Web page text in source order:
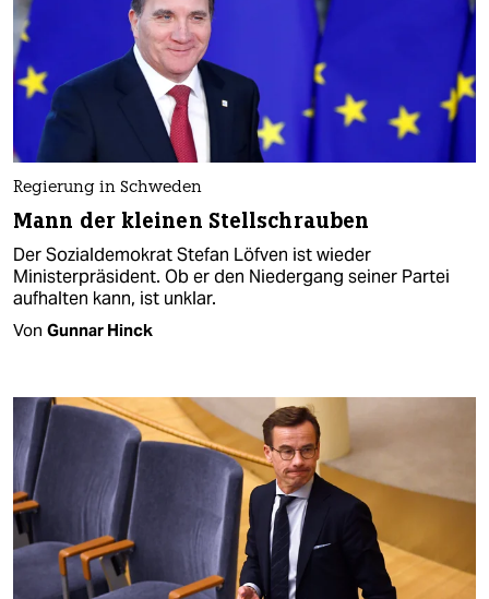
Regierung in Schweden
Mann der kleinen Stellschrauben
Der Sozialdemokrat Stefan Löfven ist wieder
Ministerpräsident. Ob er den Niedergang seiner Partei
aufhalten kann, ist unklar.
Von Gunnar Hinck